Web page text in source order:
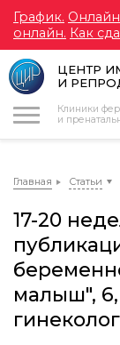
График.
онлайн. Как
ЦЕНТР
И
Клиники
и
Главная Статьи
17-20
малыш",